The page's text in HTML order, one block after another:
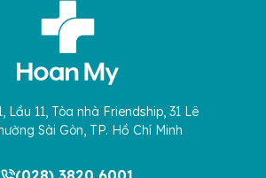
Lầu 11, Tòa nhà Friendship, 31 Lê
Sài Gòn, TP. Hồ Chí Minh